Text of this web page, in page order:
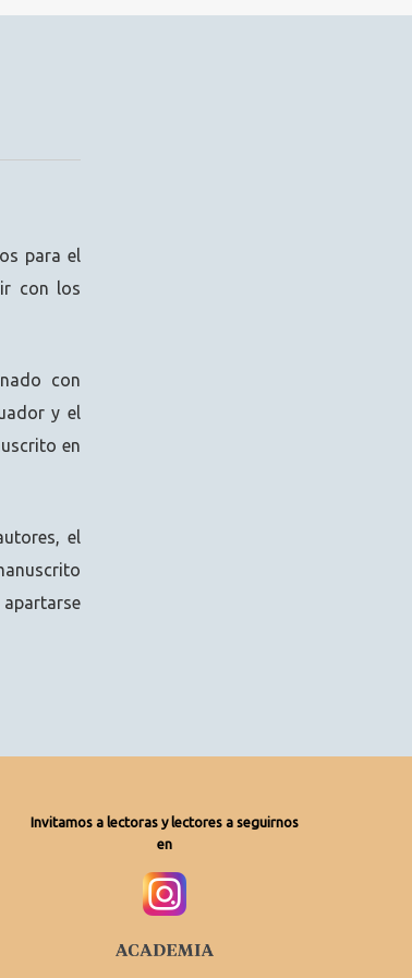
para el
con los
con
y el
en
el
Invitamos a lectoras y lectores a seguirnos
en